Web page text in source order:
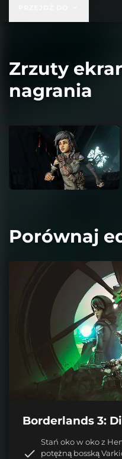
Zrzuty
nagrania
Porównaj
Borderlands 3:
Stań oko w oko z
potężną bosską